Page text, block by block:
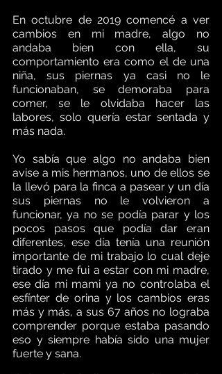
En octubre de 2019 comencé a ver
cambios en mi madre, algo no
andaba bien con ella, su
comportamiento era como el de una
niña, sus piernas ya casi no le
funcionaban, se demoraba para
comer, se le olvidaba hacer las
labores, solo quería estar sentada y
más nada.
Yo sabía que algo no andaba bien
avise a mis hermanos, uno de ellos se
la llevó para la finca a pasear y un día
sus piernas no le volvieron a
funcionar, ya no se podía parar y los
pocos pasos que podía dar eran
diferentes, ese día tenía una reunión
importante de mi trabajo lo cual deje
tirado y me fui a estar con mi madre,
ese día mi mami ya no controlaba el
esfínter de orina y los cambios eras
más y más, a sus 67 años no lograba
comprender porque estaba pasando
eso y siempre había sido una mujer
fuerte y sana.